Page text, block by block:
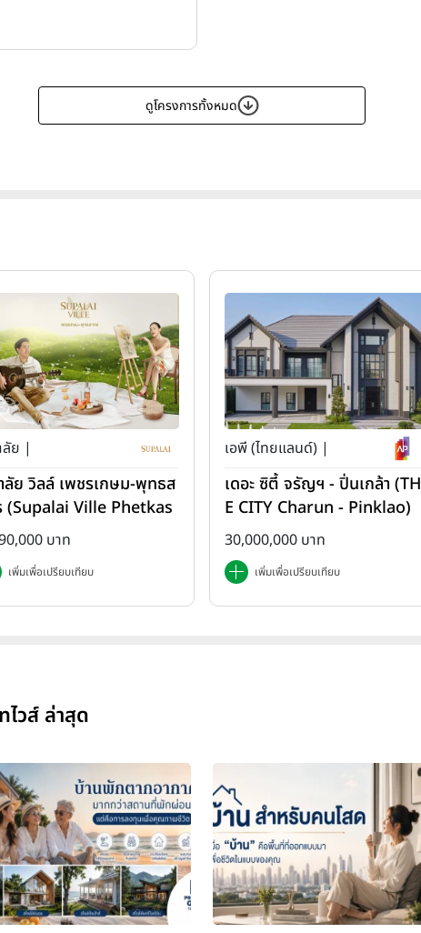
ดูโครงการทั้งหมด
ย |
ลัย วิลล์ เพชรเกษม-พุทธส
(Supalai Ville Phetkas
Phutthasakorn)
บาท
เพิ่มเพื่อเปรียบเทียบ
เอพี (ไทยแลนด์) |
เดอะ ซิตี้ จรัญฯ - ปิ่นเกล้า (TH
E CITY Charun - Pinklao)
30,000,000 บาท
เพิ่มเพื่อเปรียบเทียบ
ไวส์ ล่าสุด